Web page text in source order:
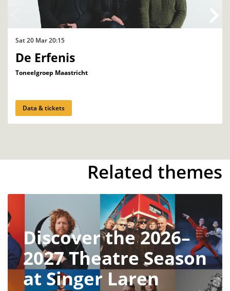
De Erfenis
Toneelgroep Maastricht
Sat 20 Mar20:15
Data & tickets
Related themes
Discover the 2026–
2027 Theatre Season
at Singer Laren